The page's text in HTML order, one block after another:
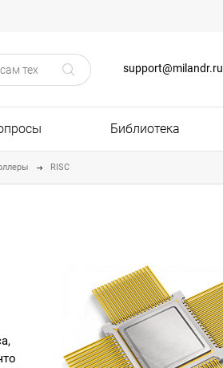
support@milandr.ru
Библиотека
RISC